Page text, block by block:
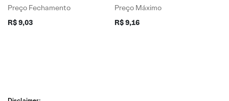
Preço Fechamento
R$ 9,03
Preço Máximo
R$ 9,16